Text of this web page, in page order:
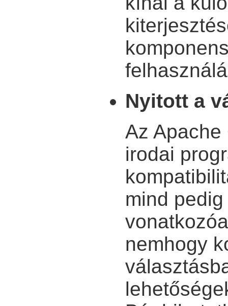
Nyitott a
Az
irodai
mind
nemhogy